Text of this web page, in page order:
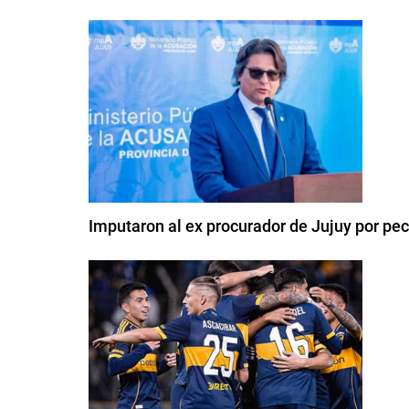
Imputaron al ex procurador de Jujuy por